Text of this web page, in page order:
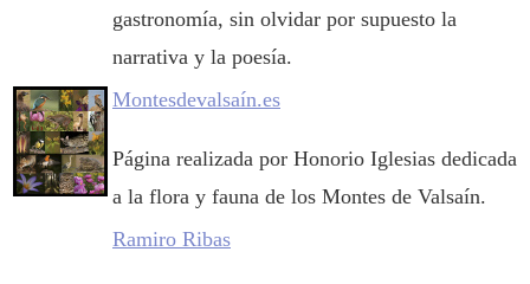
gastronomía, sin olvidar por supuesto la
narrativa y la poesía.
Montesdevalsaín.es
Página realizada por Honorio Iglesias dedicada
a la flora y fauna de los Montes de Valsaín.
Ramiro Ribas